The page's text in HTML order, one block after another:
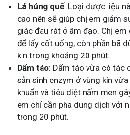
Lá húng quế: Loại dược liệu
cao nên sẽ giúp chị em giảm
giác đau rát ở âm đạo. Chị em
để lấy cốt uống, còn phần bã
kín trong khoảng 20 phút.
Dấm táo: Dấm táo vừa có tác
sản sinh enzym ở vùng kín
khuẩn và tiêu diệt nấm men
em chỉ cần pha dung dịch với
trong 20 phút.